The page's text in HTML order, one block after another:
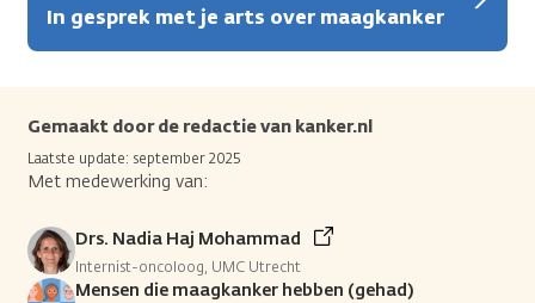
In gesprek met je arts over maagkanker
Gemaakt door de redactie van kanker.nl
Laatste update: september 2025
Met medewerking van:
Drs. Nadia Haj Mohammad
Internist-oncoloog, UMC Utrecht
Mensen die maagkanker hebben (gehad)